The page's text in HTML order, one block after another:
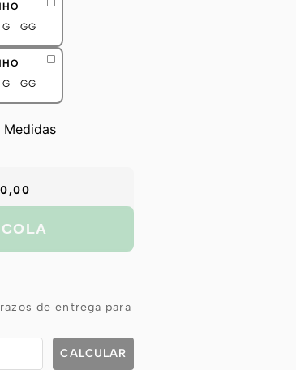
G GG
G GG
Medidas
de entrega para